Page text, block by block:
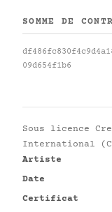
SOMME DE
09d654f1b6
Sous licence
International
Artiste
Date
Certificat